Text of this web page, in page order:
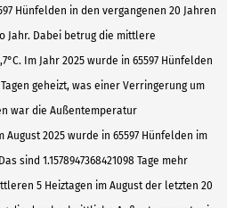
Hünfelden in den vergangenen 20 Jahren
Jahr. Dabei betrug die mittlere
Im Jahr 2025 wurde in 65597 Hünfelden
geheizt, was einer Verringerung um
war die Außentemperatur
August 2025 wurde in 65597 Hünfelden im
sind 1.1578947368421098 Tage mehr
5 Heiztagen im August der letzten 20